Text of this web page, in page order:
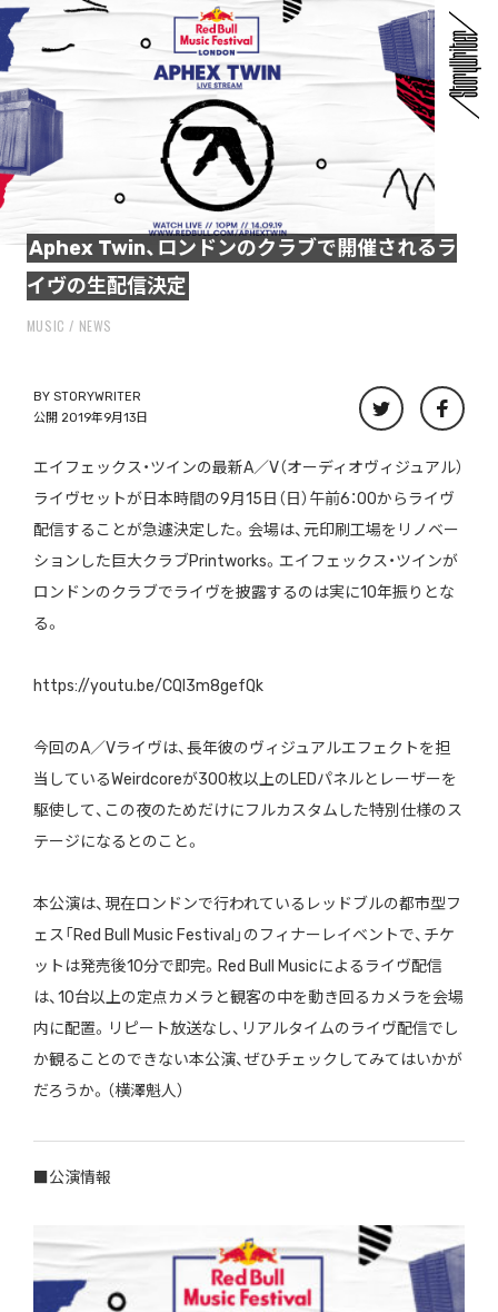
Aphex Twin、ロンドンのクラブで開催されるラ
イヴの生配信決定
MUSIC NEWS
BY STORYWRITER
公開 2019年9月13日
エイフェックス・ツインの最新A／V（オーディオヴィジュアル）
ライヴセットが日本時間の9月15日（日）午前6：00からライヴ
配信することが急遽決定した。会場は、元印刷工場をリノベー
ションした巨大クラブPrintworks。エイフェックス・ツインが
ロンドンのクラブでライヴを披露するのは実に10年振りとな
る。
https://youtu.be/CQI3m8gefQk
今回のA／Vライヴは、長年彼のヴィジュアルエフェクトを担
当しているWeirdcoreが300枚以上のLEDパネルとレーザーを
駆使して、この夜のためだけにフルカスタムした特別仕様のス
テージになるとのこと。
本公演は、現在ロンドンで行われているレッドブルの都市型フ
ェス「Red Bull Music Festival」のフィナーレイベントで、チケ
ットは発売後10分で即完。Red Bull Musicによるライヴ配信
は、10台以上の定点カメラと観客の中を動き回るカメラを会場
内に配置。リピート放送なし、リアルタイムのライヴ配信でし
か観ることのできない本公演、ぜひチェックしてみてはいかが
だろうか。（横澤魁人）
■公演情報